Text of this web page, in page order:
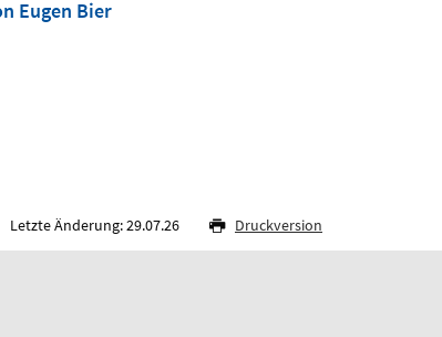
Eugen Bier
Letzte Änderung: 29.07.26 Druckversion